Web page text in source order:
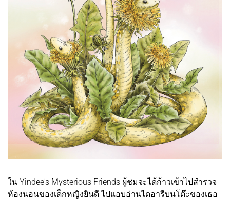
ใน Yindee's Mysterious Friends ผู้ชมจะได้ก้าวเข้าไปสำรวจ
ห้องนอนของเด็กหญิงยินดี ไปแอบอ่านไดอารีบนโต๊ะของเธอ